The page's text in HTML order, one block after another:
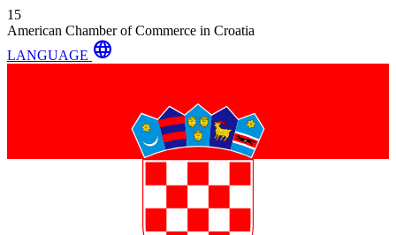
15
American Chamber of Commerce in Croatia
LANGUAGE language